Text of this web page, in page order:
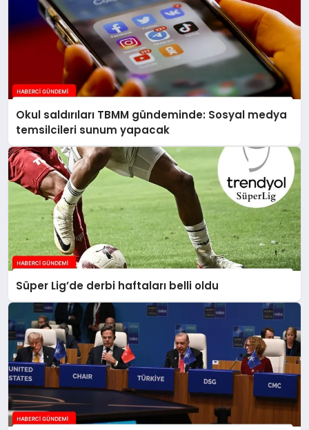
Okul saldırıları TBMM gündeminde: Sosyal medya
temsilcileri sunum yapacak
Süper Lig’de derbi haftaları belli oldu